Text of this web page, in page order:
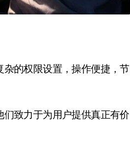
的权限设置，操作便捷，节
致力于为用户提供真正有价